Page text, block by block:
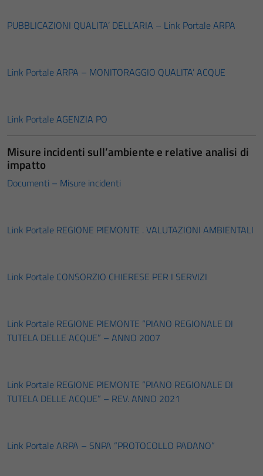
PUBBLICAZIONI QUALITA’ DELL’ARIA – Link Portale ARPA
Link Portale ARPA – MONITORAGGIO QUALITA’ ACQUE
Link Portale AGENZIA PO
Misure incidenti sull’ambiente e relative analisi di
impatto
Documenti – Misure incidenti
Link Portale REGIONE PIEMONTE . VALUTAZIONI AMBIENTALI
Link Portale CONSORZIO CHIERESE PER I SERVIZI
Link Portale REGIONE PIEMONTE “PIANO REGIONALE DI
TUTELA DELLE ACQUE” – ANNO 2007
Link Portale REGIONE PIEMONTE “PIANO REGIONALE DI
TUTELA DELLE ACQUE” – REV. ANNO 2021
Link Portale ARPA – SNPA “PROTOCOLLO PADANO”